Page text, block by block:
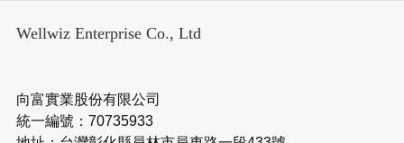
Wellwiz Enterprise Co., Ltd
向富實業股份有限公司
統一編號：70735933